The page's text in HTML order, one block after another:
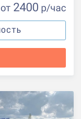
от 2400 р/час